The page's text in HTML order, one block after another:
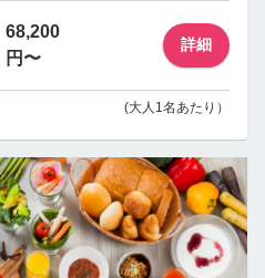
68,200
円〜
詳細
(大人1名あたり）